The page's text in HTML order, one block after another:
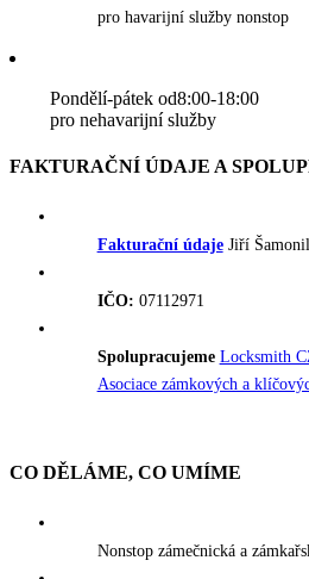
pro havarijní služby nonstop
Pondělí-pátek od8:00-18:00
pro nehavarijní služby
FAKTURAČNÍ ÚDAJE A
Fakturační údajeJiří Šamonil
IČO: 07112971
Spolupracujeme Locksmith
Asociace zámkových a
CO DĚLÁME, CO UMÍME
Nonstop zámečnická a